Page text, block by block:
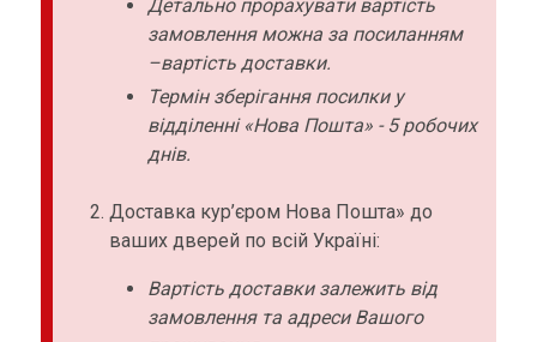
Детально прорахувати вартість
замовлення можна за посиланням
–вартість доставки.
Термін зберігання посилки у
відділенні «Нова Пошта» - 5 робочих
днів.
Доставка кур’єром Нова Пошта» до
ваших дверей по всій Україні:
Вартість доставки залежить від
замовлення та адреси Вашого